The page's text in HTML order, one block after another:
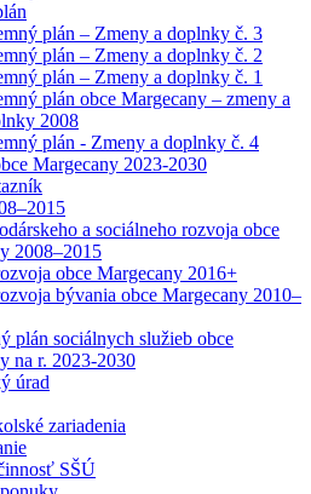
plán – Zmeny a doplnky č. 3
plán – Zmeny a doplnky č. 2
plán – Zmeny a doplnky č. 1
plán obce Margecany – zmeny a
2008
plán - Zmeny a doplnky č. 4
Margecany 2023-2030
a sociálneho rozvoja obce
2008–2015
obce Margecany 2016+
bývania obce Margecany 2010–
plán sociálnych služieb obce
na r. 2023-2030
úrad
zariadenia
SŠÚ